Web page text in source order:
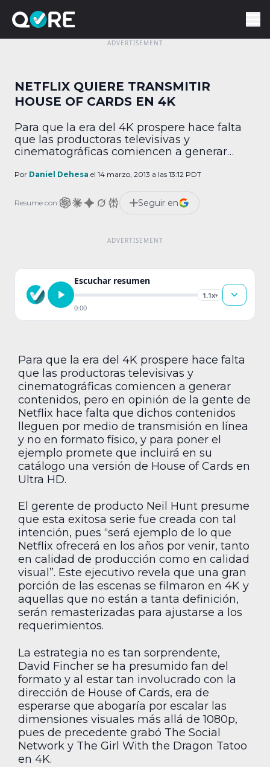
NETFLIX QUIERE TRANSMITIR
HOUSE OF CARDS EN 4K
Para que la era del 4K prospere hace falta
que las productoras televisivas y
cinematográficas comiencen a generar
Netflix hace falta que dichos contenidos
no en formato físico, y para poner el
ejemplo promete que incluirá en su
Por Daniel Dehesa el 14 marzo, 2013 a las 13:12 PDT
Resume con: Seguir en
Escuchar resumen
1.1x▾
0:00
Para que la era del 4K prospere hace falta
que las productoras televisivas y
cinematográficas comiencen a generar
contenidos, pero en opinión de la gente de
Netflix hace falta que dichos contenidos
lleguen por medio de transmisión en línea
y no en formato físico, y para poner el
ejemplo promete que incluirá en su
catálogo una versión de House of Cards en
Ultra HD.
El gerente de producto Neil Hunt presume
que esta exitosa serie fue creada con tal
intención, pues “será ejemplo de lo que
Netflix ofrecerá en los años por venir, tanto
en calidad de producción como en calidad
visual”. Este ejecutivo revela que una gran
porción de las escenas se filmaron en 4K y
aquellas que no están a tanta definición,
serán remasterizadas para ajustarse a los
requerimientos.
La estrategia no es tan sorprendente,
David Fincher se ha presumido fan del
formato y al estar tan involucrado con la
dirección de House of Cards, era de
esperarse que abogaría por escalar las
dimensiones visuales más allá de 1080p,
pues de precedente grabó The Social
Network y The Girl With the Dragon Tatoo
en 4K.